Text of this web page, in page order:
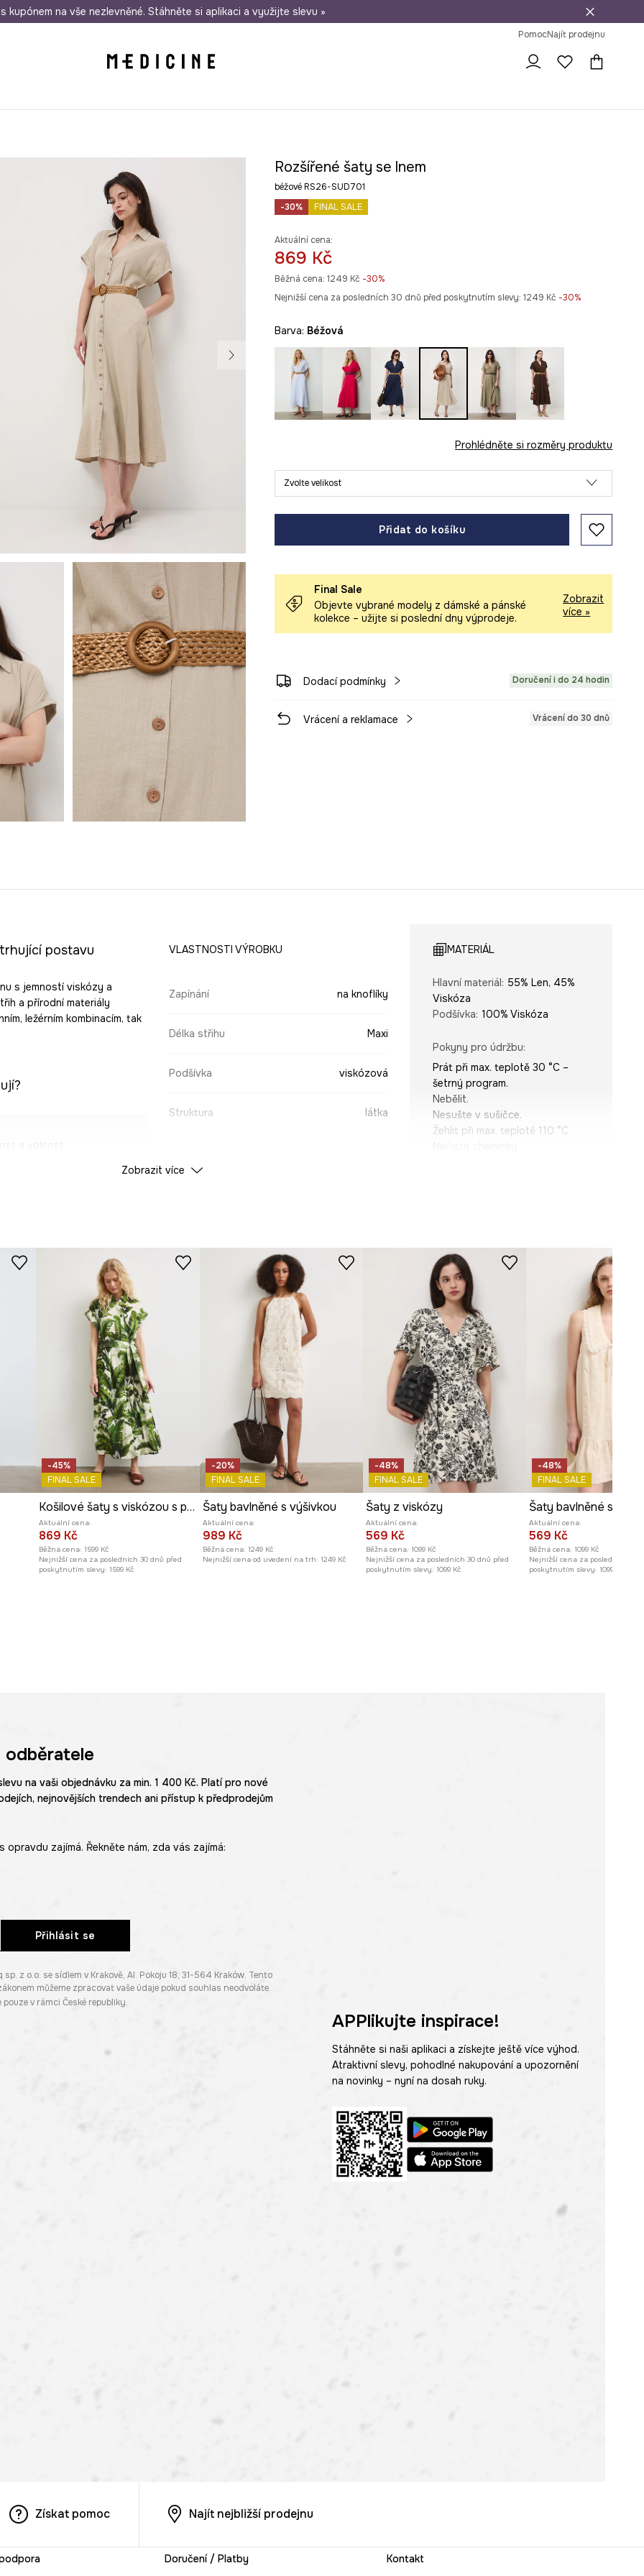
nákupu nad 1 200 Kč Odeslání i do 24 hodin 30 dní na vrácení zboží
s kupónem na vše nezlevněné. Stáhněte si aplikaci a využijte slevu »
PomocNajít prodejnu
Rozšířené šaty se lnem
béžové RS26-SUD701
-30%
FINAL SALE
Aktuální cena:
869 Kč
Běžná cena: 1249 Kč -30%
Nejnižší cena za posledních 30 dnů před poskytnutím slevy: 1249 Kč -30%
Barva: béžová
Prohlédněte si rozměry produktu
Zvolte velikost
Přidat do košíku
Final Sale
Objevte vybrané modely z dámské a pánské
kolekce – užijte si poslední dny výprodeje.
Zobrazit
více »
Dodací podmínky Doručení i do 24 hodin
Vrácení a reklamace Vrácení do 30 dnů
postavu
s jemností viskózy a
a přírodní materiály
ležérním kombinacím, tak
volnost pohybu.
siluetu.
a dodávají
oblékání a svlékání.
pasu.
šatům charakter.
doplňky.
VLASTNOSTI VÝROBKU
Zapínání na knoflíky
Délka střihu Maxi
Podšívka viskózová
Struktura látka
ÚDAJE O VÝROBKU
ID produktu RS26-SUD701-80X
MATERIÁL
Hlavní materiál: 55% Len, 45%
Viskóza
Podšívka: 100% Viskóza
Pokyny pro údržbu:
Prát při max. teplotě 30 °C –
šetrný program.
Nebělit.
Nesušte v sušičce.
Žehlit při max. teplotě 110 °C.
Výstřih: Výstřih do V, S
límečkem
Typ rukávu
Střih modelu
ROZMĚRY
Míry uvedené pro velikost
Šířka pasu:
Modelka na fotografii je vysoká
175 cm a má na sebe velikost S
Prohlédněte si rozměry
produktu
Zobrazit více
-45%
FINAL SALE
Košilové šaty s viskózou s páskem
Aktuální cena:
869 Kč
Běžná cena: 1599 Kč
Nejnižší cena za posledních 30 dnů před
poskytnutím slevy: 1599 Kč
-20%
FINAL SALE
Šaty bavlněné s výšivkou
Aktuální cena:
989 Kč
Běžná cena: 1249 Kč
Nejnižší cena od uvedení na trh: 1249 Kč
-48%
FINAL SALE
Šaty z viskózy
Aktuální cena:
569 Kč
Běžná cena: 1099 Kč
Nejnižší cena za posledních 30 dnů před
poskytnutím slevy: 1099 Kč
-48%
FINAL SALE
Šaty bavlněné s
Aktuální cena:
569 Kč
Běžná cena: 1099 Kč
Nejnižší cena za posledních 30
poskytnutím slevy: 1099 Kč
odběratele
na vaši objednávku za min. 1 400 Kč. Platí pro nové
nejnovějších trendech ani přístup k předprodejům
zajímá. Řekněte nám, zda vás zajímá:
Přihlásit se
z o.o. se sídlem v Krakově, Al. Pokoju 18, 31-564 Kraków. Tento
můžeme zpracovat vaše údaje pokud souhlas neodvoláte.
pouze v rámci České republiky.
APPlikujte inspirace!
Stáhněte si naši aplikaci a získejte ještě více výhod.
Atraktivní slevy, pohodlné nakupování a upozornění
na novinky – nyní na dosah ruky.
Získat pomoc Najít nejbližší prodejnu
Doručení / Platby Kontakt